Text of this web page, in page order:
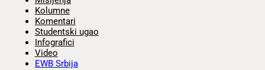
Kolumne
Komentari
Studentski ugao
Infografici
Video
EWB Srbija